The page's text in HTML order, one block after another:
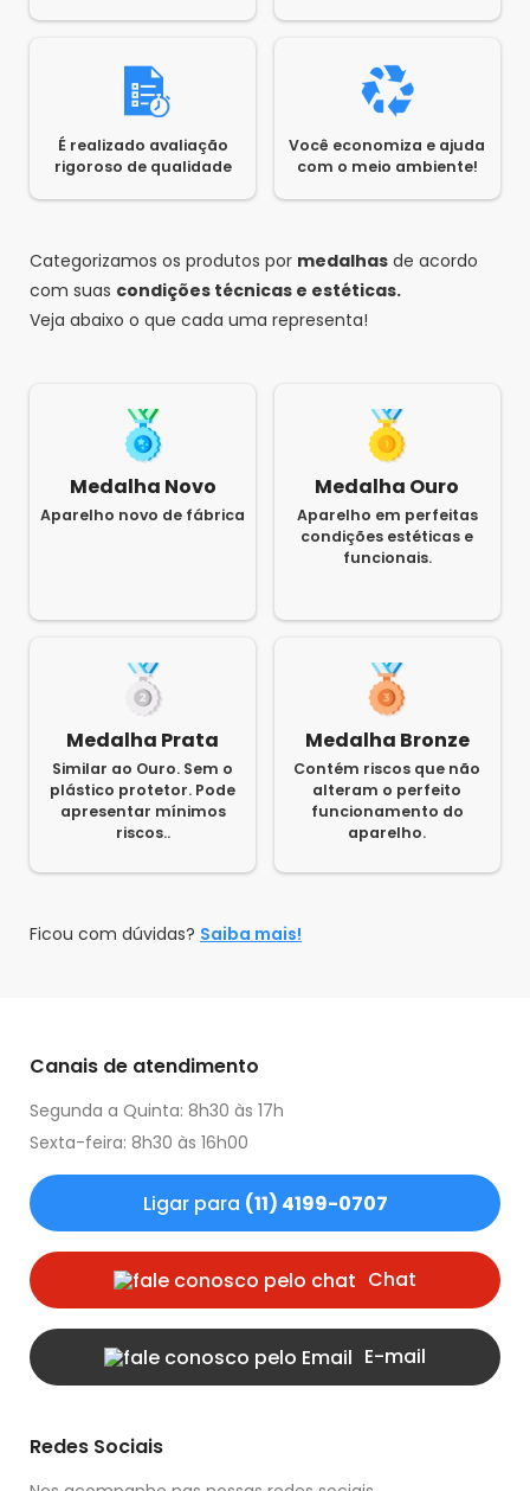
É realizado avaliação
rigoroso de qualidade
Você economiza e ajuda
com o meio ambiente!
Categorizamos os produtos por medalhas de acordo
com suas condições técnicas e estéticas.
Veja abaixo o que cada uma representa!
Medalha Novo
Aparelho novo de fábrica
Medalha Ouro
Aparelho em perfeitas
condições estéticas e
funcionais.
Medalha Prata
Similar ao Ouro. Sem o
plástico protetor. Pode
apresentar mínimos
riscos..
Medalha Bronze
Contém riscos que não
alteram o perfeito
funcionamento do
aparelho.
Ficou com dúvidas? Saiba mais!
Canais de atendimento
Segunda a Quinta: 8h30 às 17h
Sexta-feira: 8h30 às 16h00
Ligar para (11) 4199-0707
Chat
E-mail
Redes Sociais